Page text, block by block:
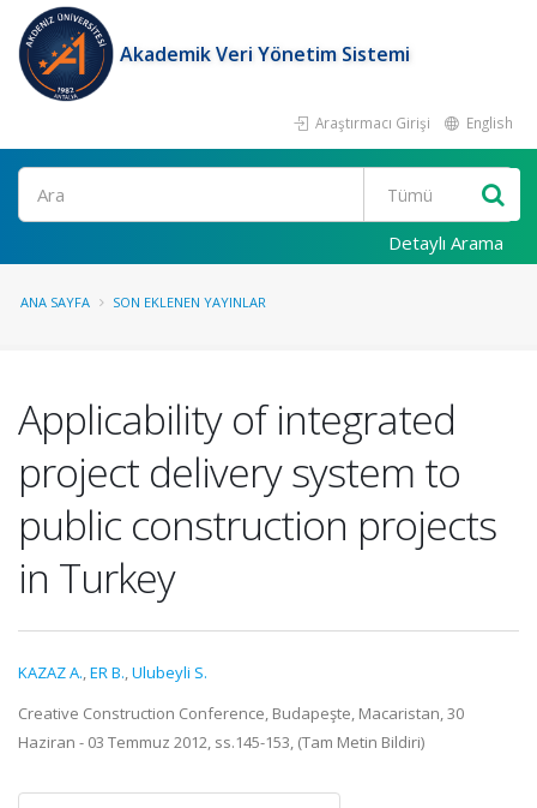
Akademik Veri Yönetim Sistemi
Araştırmacı Girişi English
Ara
Detaylı Arama
ANA SAYFA SON EKLENEN YAYINLAR
Applicability of integrated
project delivery system to
public construction projects
in Turkey
KAZAZ A.,ER B.,Ulubeyli S.
Creative Construction Conference, Budapeşte, Macaristan, 30
Haziran - 03 Temmuz 2012, ss.145-153, (Tam Metin Bildiri)